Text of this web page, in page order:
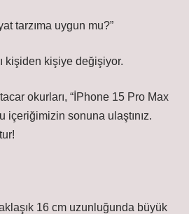
tarzıma uygun mu?”
kişiden kişiye değişiyor.
okurları, “İPhone 15 Pro Max
içeriğimizin sonuna ulaştınız.
16 cm uzunluğunda büyük